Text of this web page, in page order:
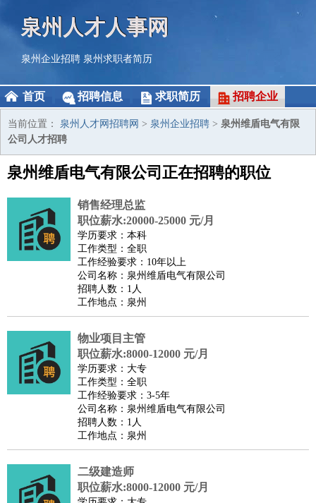
泉州人才人事网
泉州企业招聘 泉州求职者简历
首页 招聘信息 求职简历 招聘企业
当前位置： 泉州人才网招聘网 > 泉州企业招聘 > 泉州维盾电气有限
公司人才招聘
泉州维盾电气有限公司正在招聘的职位
销售经理总监
职位薪水:20000-25000 元/月
学历要求：本科
工作类型：全职
工作经验要求：10年以上
公司名称：泉州维盾电气有限公司
招聘人数：1人
工作地点：泉州
物业项目主管
职位薪水:8000-12000 元/月
学历要求：大专
工作类型：全职
工作经验要求：3-5年
公司名称：泉州维盾电气有限公司
招聘人数：1人
工作地点：泉州
二级建造师
职位薪水:8000-12000 元/月